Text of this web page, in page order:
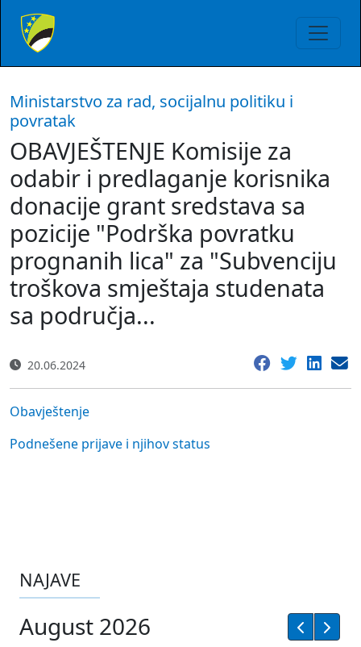
Ministarstvo za rad, socijalnu politiku i
povratak
OBAVJEŠTENJE Komisije za
odabir i predlaganje korisnika
donacije grant sredstava sa
pozicije "Podrška povratku
prognanih lica" za "Subvenciju
troškova smještaja studenata
sa područja...
20.06.2024
Obavještenje
Podnešene prijave i njihov status
NAJAVE
August 2026